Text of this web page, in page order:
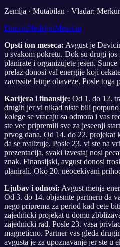
Zemlja · Mutabilan · Vladar: Merkur
DnevniNedeljniMesečni
Opsti ton meseca: Avgust je
u svakom pokretu. Dok su drugi
planirate i organizujete jesen.
prelaz donosi val energije koji
zavrssite letnje obaveze. Posle toga
Karijera i finansije: Od 1. do 12.
drugih jer vi nikad niste bili
kolege se vracaju sa odmora i vas
ste vec pripremili sve za jeseenji
prvog dana. Od 14. do 22.
da se realizuje. Posle 23. vi ste na
prezentacija, svaki izvestaj nosi
znak. Finansijski, avgust donosi
planirali. Oko 20. neocekivani
Ljubav i odnosi: Avgust menja
Od 3. do 14. objasnite partneru da
nego priprema za period kad cete
zajednicki projekat u domu
zajednicki rad. Posle 23. vasa
magneticno. Partner vas gleda
avgusta je za upoznavanje jer ste u